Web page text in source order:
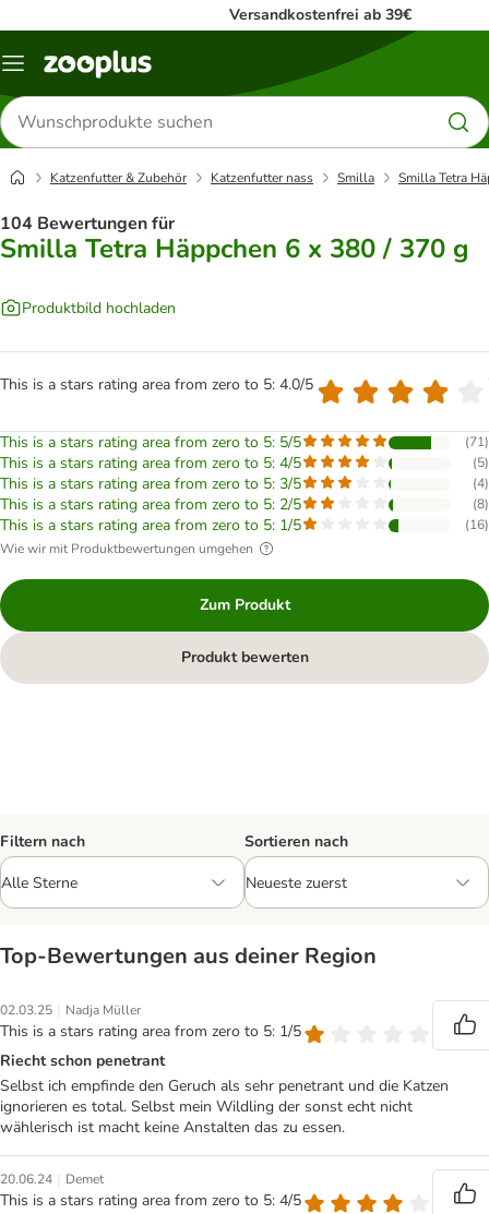
Versandkostenfrei ab 39€
Menü
Produkte
suchen
Katzenfutter & Zubehör Katzenfutter nass Smilla Smilla Tetra
104 Bewertungen für
Smilla Tetra Häppchen 6 x 380 / 370 g
Produktbild hochladen
This is a stars rating area from zero to 5: 4.0/5
This is a stars rating area from zero to 5: 5/5 (71)
This is a stars rating area from zero to 5: 4/5 (5)
This is a stars rating area from zero to 5: 3/5 (4)
This is a stars rating area from zero to 5: 2/5 (8)
This is a stars rating area from zero to 5: 1/5 (16)
Wie wir mit Produktbewertungen umgehen
Zum Produkt
Produkt bewerten
Filtern nach Sortieren nach
Top‑Bewertungen aus deiner Region
02.03.25 | Nadja Müller
This is a stars rating area from zero to 5: 1/5
Riecht schon penetrant
Selbst ich empfinde den Geruch als sehr penetrant und die Katzen
ignorieren es total. Selbst mein Wildling der sonst echt nicht
wählerisch ist macht keine Anstalten das zu essen.
20.06.24 | Demet
This is a stars rating area from zero to 5: 4/5